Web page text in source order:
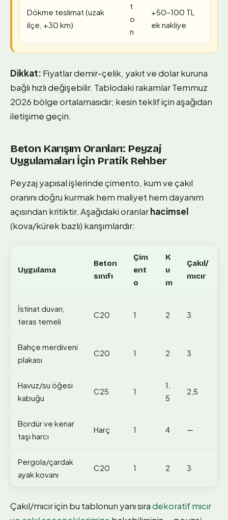
Dökme teslimat (uzak
ilçe, +30 km)
t
o
n
+50–100 TL
ek nakliye
Dikkat: Fiyatlar demir-çelik, yakıt ve dolar kuruna
bağlı hızlı değişebilir. Tablodaki rakamlar Temmuz
2026 bölge ortalamasıdır; kesin teklif için aşağıdan
iletişime geçin.
Beton Karışım Oranları: Peyzaj
Uygulamaları İçin Pratik Rehber
Peyzaj yapısal işlerinde çimento, kum ve çakıl
oranını doğru kurmak hem maliyet hem dayanım
açısından kritiktir. Aşağıdaki oranlarhacimsel
(kova/kürek bazlı) karışımlardır:
Uygulama
Beton
sınıfı
Çim
ent
o
K
u
m
Çakıl/
mıcır
İstinat duvarı,
teras temeli
C20 1 2 3
Bahçe merdiveni
plakası
C20 1 2 3
Havuz/su öğesi
kabuğu
C25 1
1,
5
2,5
Bordür ve kenar
taşı harcı
Harç 1 4 —
Pergola/çardak
ayak kovanı
C20 1 2 3
Çakıl/mıcır için bu tablonun yanı sıradekoratif mıcır